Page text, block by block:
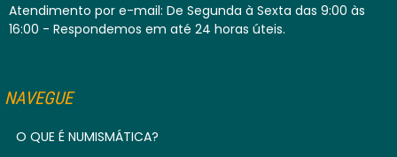
Atendimento por e-mail: De Segunda à Sexta das 9:00 às
16:00 - Respondemos em até 24 horas úteis.
NAVEGUE
O QUE É NUMISMÁTICA?